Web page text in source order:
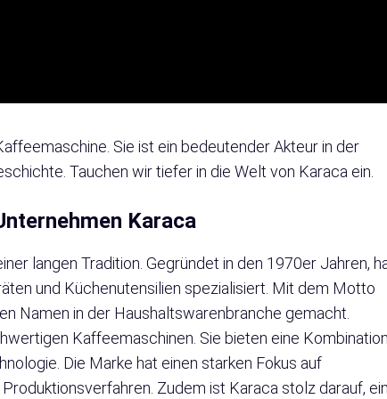
Sie ist ein bedeutender Akteur in der
Tauchen wir tiefer in die Welt von Karaca ein.
Karaca
langen Tradition. Gegründet in den 1970er Jahren,
und Küchenutensilien spezialisiert. Mit dem Motto
Namen in der Haushaltswarenbranche gemacht.
Kaffeemaschinen. Sie bieten eine Kombination
Die Marke hat einen starken Fokus auf
Zudem ist Karaca stolz darauf, ein